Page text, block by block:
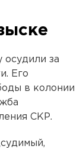
осудили за
Его
в колонии
СКР.